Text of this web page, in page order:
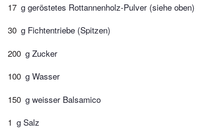
17 g geröstetes Rottannenholz-Pulver (siehe oben)
30 g Fichtentriebe (Spitzen)
200 g Zucker
100 g Wasser
150 g weisser Balsamico
1 g Salz